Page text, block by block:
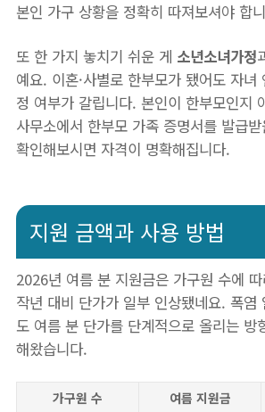
본인 가구 상황을 정확히 따져보셔야 합
또 한 가지 놓치기 쉬운 게 소년소녀가정
예요. 이혼·사별로 한부모가 됐어도 자녀
정 여부가 갈립니다. 본인이 한부모인지
사무소에서 한부모 가족 증명서를 발급
확인해보시면 자격이 명확해집니다.
지원 금액과 사용 방법
2026년 여름 분 지원금은 가구원 수에
작년 대비 단가가 일부 인상됐네요. 폭염
도 여름 분 단가를 단계적으로 올리는 방
해왔습니다.
가구원 수 여름 지원금